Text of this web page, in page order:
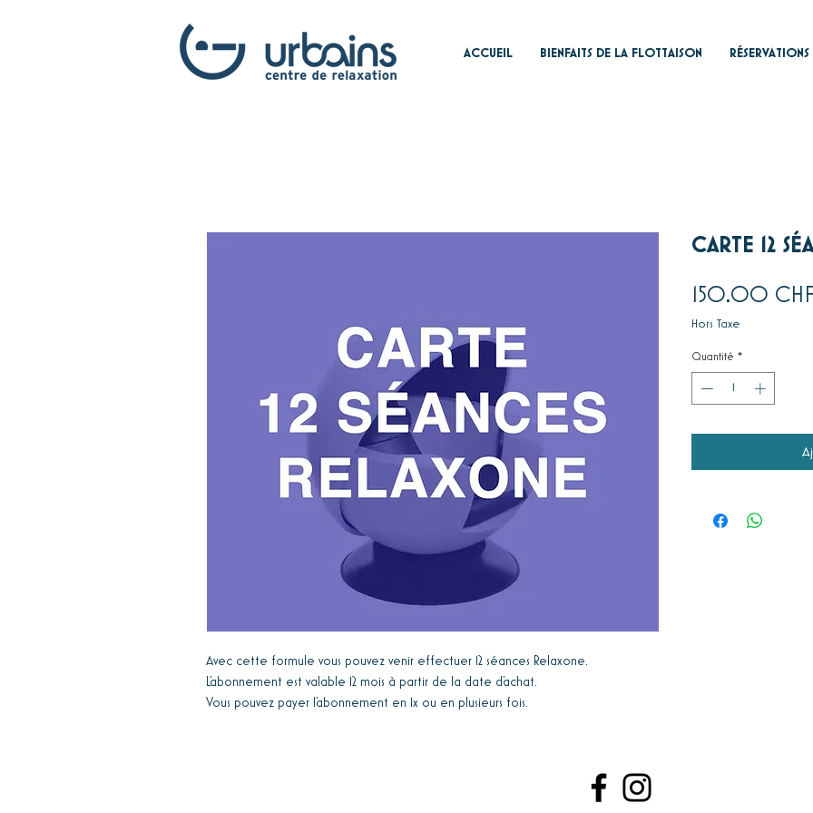
ACCUEIL BIENFAITS DE LA FLOTTAISON RÉSERVATIONS
Avec cette formule vous pouvez venir effectuer 12 séances Relaxone.
L'abonnement est valable 12 mois à partir de la date d'achat.
Vous pouvez payer l'abonnement en 1x ou en plusieurs fois.
CARTE 12
150.00 CHF
Hors Taxe
Quantité *